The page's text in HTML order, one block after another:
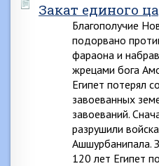
Закат единого
Благополучие
подорвано
фараона и
жрецами бога
Египет потерял
завоеванных
завоеваний.
разрушили
Ашшурбанипала.
120 лет Египет